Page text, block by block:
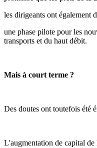
les dirigeants ont également
une phase pilote pour les
transports et du haut débit.
Mais à court terme ?
Des doutes ont toutefois été
L'augmentation de capital